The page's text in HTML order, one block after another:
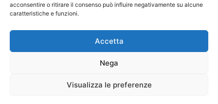
acconsentire o ritirare il consenso può influire negativamente su alcune
caratteristiche e funzioni.
Accetta
Nega
Visualizza le preferenze
BARBATO MOBILI SRL - P.Iva: 02640230658. Tutti i diritti riservati
Web Agency: WebIdee.it